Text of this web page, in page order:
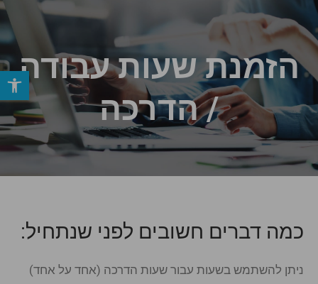
פתחהזמנת שעות עבודה
/ הדרכה
כמה דברים חשובים לפני שנתחיל:
ניתן להשתמש בשעות עבור שעות הדרכה (אחד על אחד)